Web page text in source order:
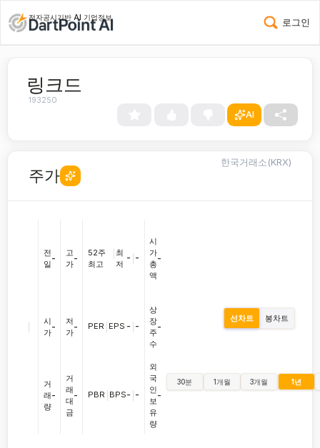
전자공시기반 AI 기업정보 로그인
링크드
193250
AI
주가
한국거래소(KRX)
전
일
-
시
가
-
거
래
량
-
고
가
-
저
가
-
거
래
대
금
-
52주
최고
최
저
- -
PER EPS - -
PBR BPS- -
시
가
총
액
-
상
장
주
수
-
외
국
인
보
유
량
-
선차트 봉차트
30분 1개월 3개월 1년